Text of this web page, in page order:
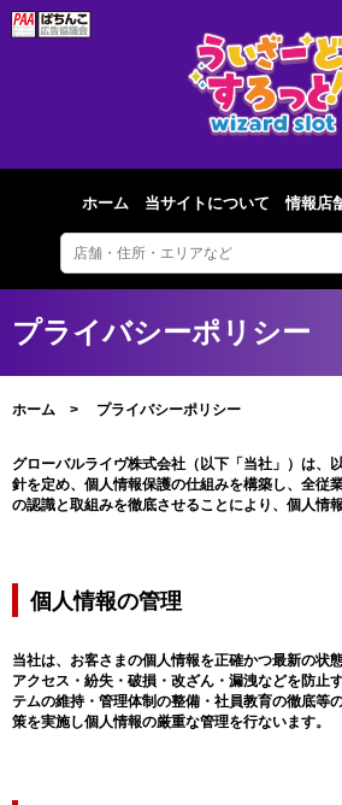
ホーム 当サイトについて 情報店
プライバシーポリシー
ホーム プライバシーポリシー
グローバルライヴ株式会社（以下「当社」）は、
針を定め、個人情報保護の仕組みを構築し、全従
の認識と取組みを徹底させることにより、個人情
個人情報の管理
当社は、お客さまの個人情報を正確かつ最新の状
アクセス・紛失・破損・改ざん・漏洩などを防止
テムの維持・管理体制の整備・社員教育の徹底等
策を実施し個人情報の厳重な管理を行ないます。